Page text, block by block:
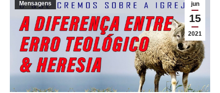
jun
15
2021
Mensagens